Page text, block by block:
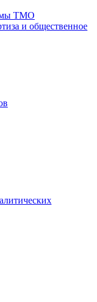
ТМО
и общественное